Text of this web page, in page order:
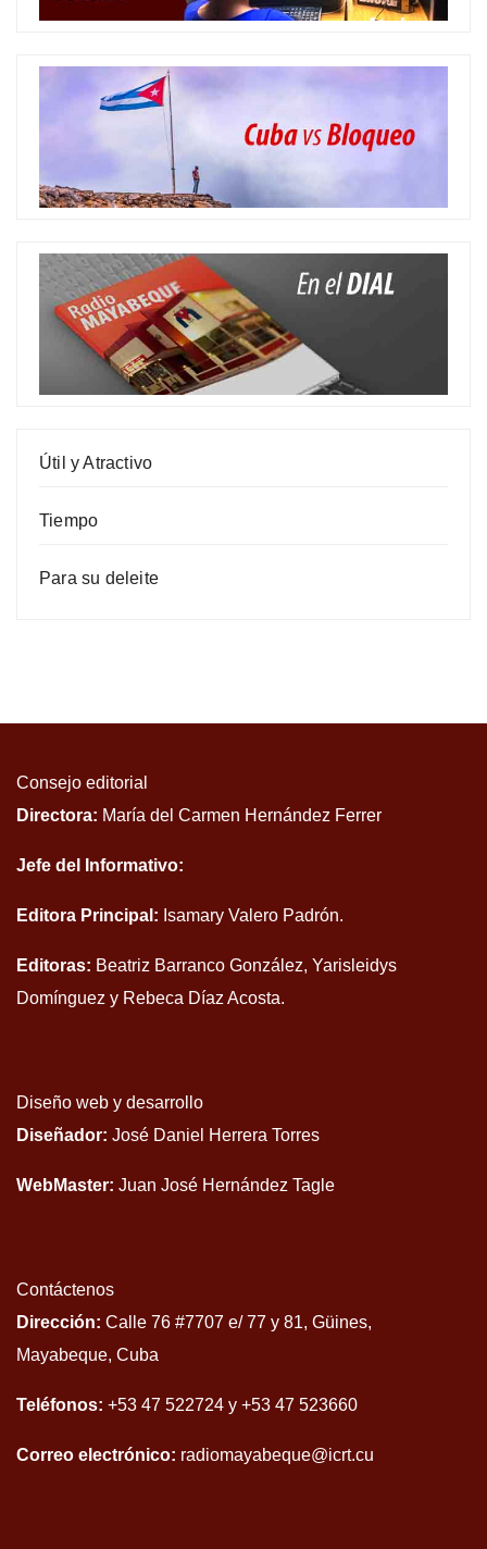
Útil y Atractivo
Tiempo
Para su deleite
Consejo editorial
Directora: María del Carmen Hernández Ferrer
Jefe del Informativo:
Editora Principal: Isamary Valero Padrón.
Editoras: Beatriz Barranco González, Yarisleidys
Domínguez y Rebeca Díaz Acosta.
Diseño web y desarrollo
Diseñador: José Daniel Herrera Torres
WebMaster: Juan José Hernández Tagle
Contáctenos
Dirección: Calle 76 #7707 e/ 77 y 81, Güines,
Mayabeque, Cuba
Teléfonos: +53 47 522724 y +53 47 523660
Correo electrónico: radiomayabeque@icrt.cu